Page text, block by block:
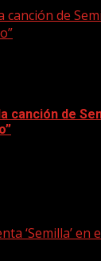
canción de
canción de
‘Semilla’ en